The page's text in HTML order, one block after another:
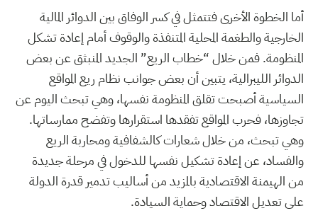
أما الخطوة الأخرى فتتمثل في كسر الوفاق بين الدوائر المالية
الخارجية والطغمة المحلية المتنفذة والوقوف أمام إعادة تشكل
المنظومة. فمن خلال “خطاب الريع” الجديد المنبثق عن بعض
الدوائر الليبرالية، يتبين أن بعض جوانب نظام ريع المواقع
السياسية أصبحت تقلق المنظومة نفسها، وهي تبحث اليوم عن
تجاوزها، فحرب المواقع تفقدها استقرارها وتفضح ممارساتها.
وهي تبحث، من خلال شعارات كالشفافية ومحاربة الريع
والفساد، عن إعادة تشكيل نفسها للدخول في مرحلة جديدة
من الهيمنة الاقتصادية بالمزيد من أساليب تدمير قدرة الدولة
على تعديل الاقتصاد وحماية السيادة.